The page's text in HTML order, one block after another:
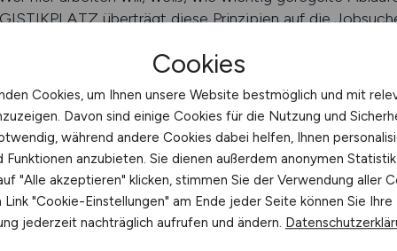
überträgt diese Prinzipien auf die
Inhalte auf Relevanz. Die Plattform ist nicht darauf
effizient. Wer sucht, soll finden. Wer
mobil optimiert und jederzeit erreichbar. Die
Bewerbende mit engem Zeitplan oder wechselnden
arbeitet, profitiert von dieser Flexibilität. Die
zum Ergebnis. So wird die Jobsuche in der Logistik
findet nicht nur Jobs, sondern Orientierung. Die
Cookies
Cookies, um Ihnen unsere Website bestmöglich und mit
Davon sind einige Cookies für die Nutzung und
während andere Cookies dabei helfen, Ihnen
Funktionen anzubieten. Sie dienen außerdem anonymen
"Alle akzeptieren" klicken, stimmen Sie der Verwendung aller
"Cookie-Einstellungen" am Ende jeder Seite können Sie Ihre
jederzeit nachträglich aufrufen und ändern.